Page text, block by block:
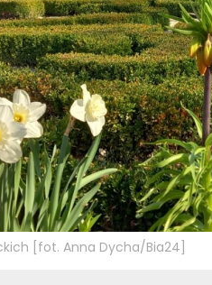
[fot. Anna Dycha/Bia24]